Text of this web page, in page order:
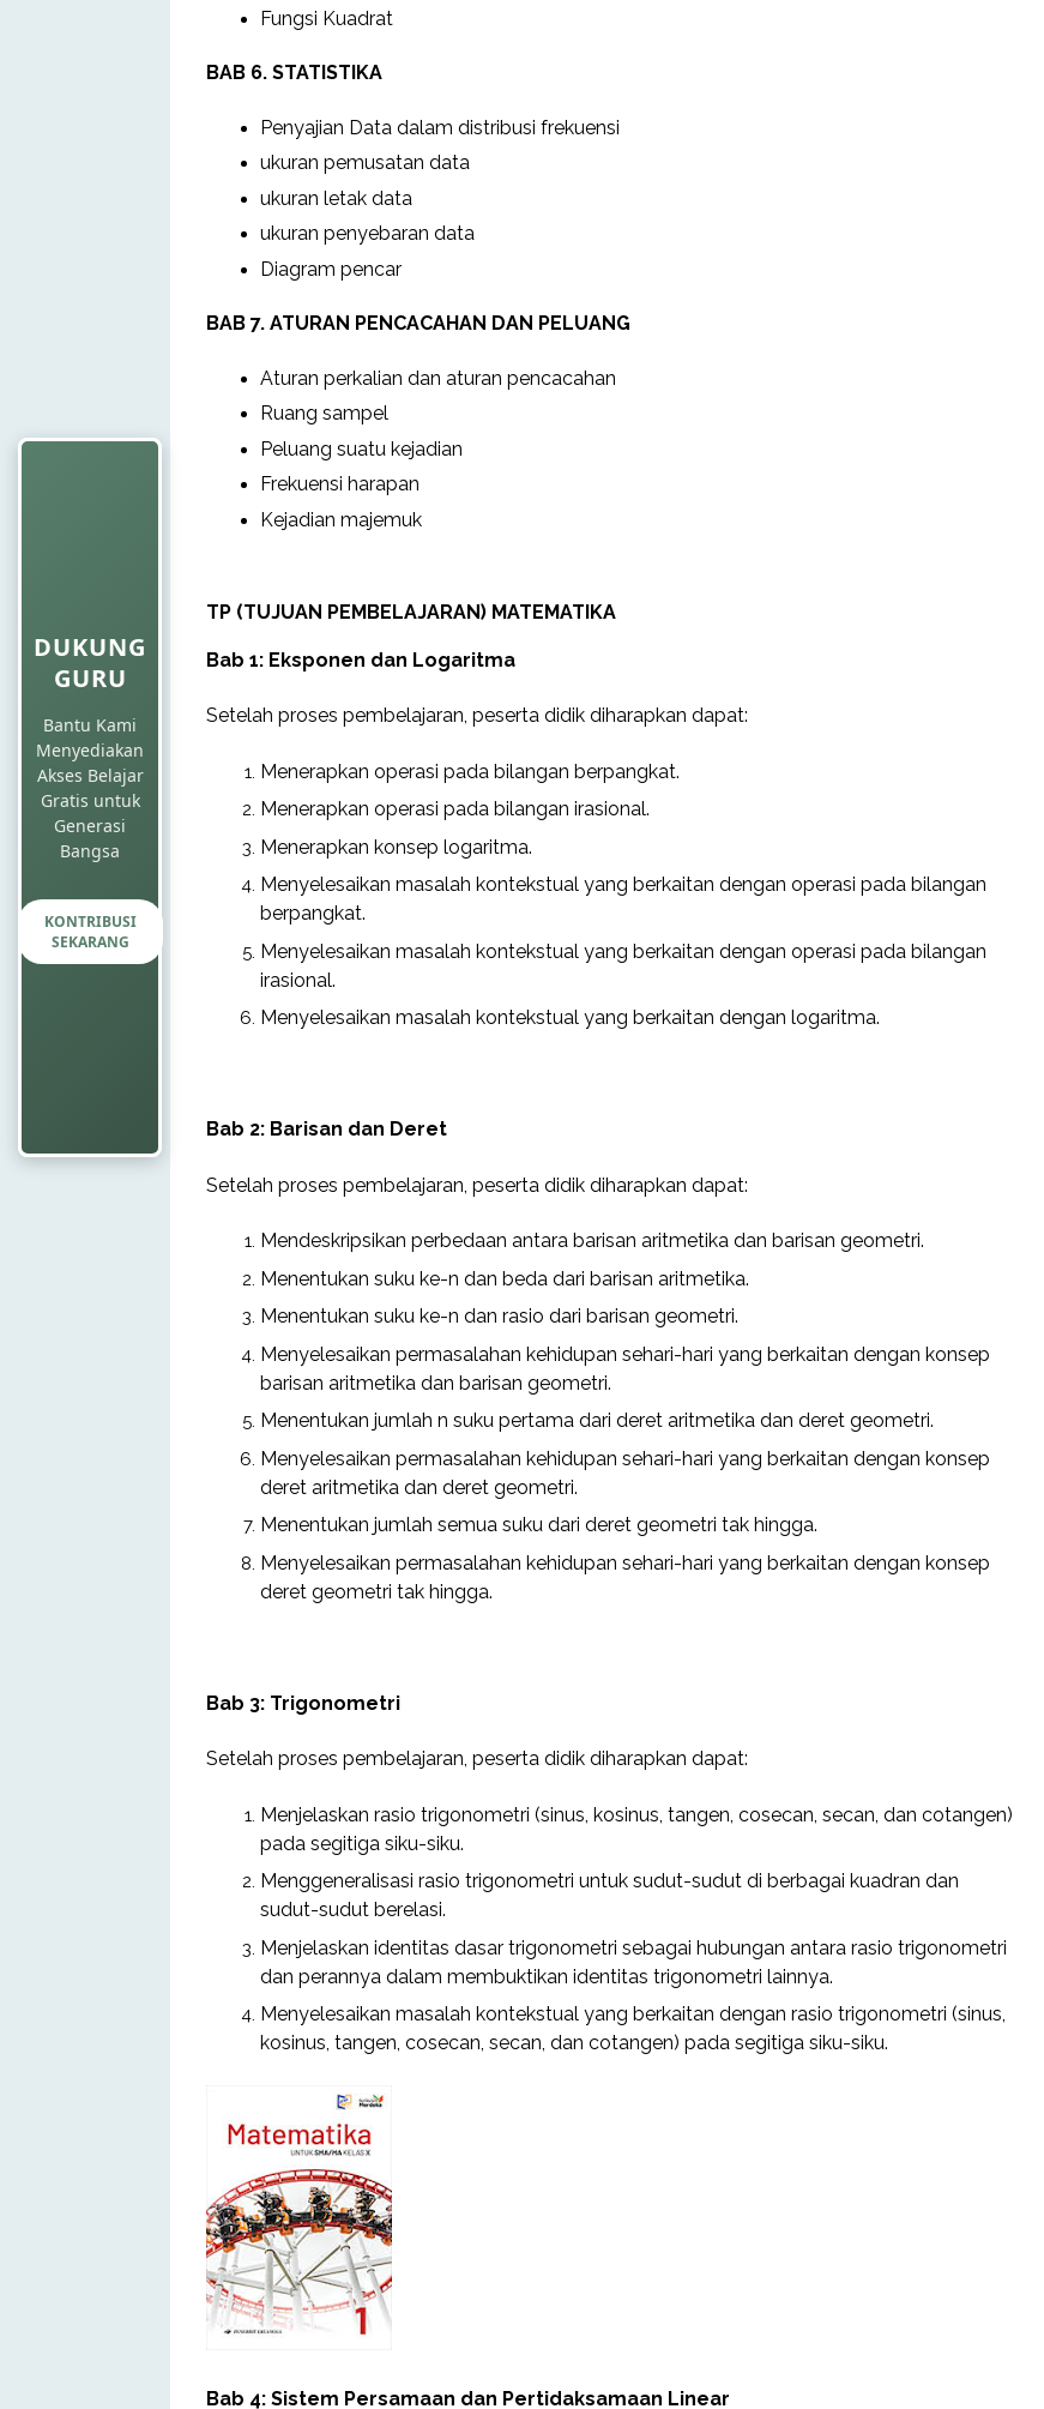
Fungsi Kuadrat
BAB 6. STATISTIKA
Penyajian Data dalam distribusi frekuensi
ukuran pemusatan data
ukuran letak data
ukuran penyebaran data
Diagram pencar
BAB 7. ATURAN PENCACAHAN DAN PELUANG
Aturan perkalian dan aturan pencacahan
Ruang sampel
Peluang suatu kejadian
Frekuensi harapan
Kejadian majemuk
TP (TUJUAN PEMBELAJARAN) MATEMATIKA
Bab 1: Eksponen dan Logaritma
Setelah proses pembelajaran, peserta didik diharapkan dapat:
Menerapkan operasi pada bilangan berpangkat.
Menerapkan operasi pada bilangan irasional.
Menerapkan konsep logaritma.
Menyelesaikan masalah kontekstual yang berkaitan dengan operasi pada bilangan
berpangkat.
Menyelesaikan masalah kontekstual yang berkaitan dengan operasi pada bilangan
irasional.
Menyelesaikan masalah kontekstual yang berkaitan dengan logaritma.
Bab 2: Barisan dan Deret
Setelah proses pembelajaran, peserta didik diharapkan dapat:
Mendeskripsikan perbedaan antara barisan aritmetika dan barisan geometri.
Menentukan suku ke-n dan beda dari barisan aritmetika.
Menentukan suku ke-n dan rasio dari barisan geometri.
Menyelesaikan permasalahan kehidupan sehari-hari yang berkaitan dengan konsep
barisan aritmetika dan barisan geometri.
Menentukan jumlah n suku pertama dari deret aritmetika dan deret geometri.
Menyelesaikan permasalahan kehidupan sehari-hari yang berkaitan dengan konsep
deret aritmetika dan deret geometri.
Menentukan jumlah semua suku dari deret geometri tak hingga.
Menyelesaikan permasalahan kehidupan sehari-hari yang berkaitan dengan konsep
deret geometri tak hingga.
Bab 3: Trigonometri
Setelah proses pembelajaran, peserta didik diharapkan dapat:
Menjelaskan rasio trigonometri (sinus, kosinus, tangen, cosecan, secan, dan cotangen)
pada segitiga siku-siku.
Menggeneralisasi rasio trigonometri untuk sudut-sudut di berbagai kuadran dan
sudut-sudut berelasi.
Menjelaskan identitas dasar trigonometri sebagai hubungan antara rasio trigonometri
dan perannya dalam membuktikan identitas trigonometri lainnya.
Menyelesaikan masalah kontekstual yang berkaitan dengan rasio trigonometri (sinus,
kosinus, tangen, cosecan, secan, dan cotangen) pada segitiga siku-siku.
Bab 4: Sistem Persamaan dan Pertidaksamaan Linear
DUKUNG
GURU
Bantu Kami
Menyediakan
Akses Belajar
Gratis untuk
Generasi
Bangsa
KONTRIBUSI
SEKARANG